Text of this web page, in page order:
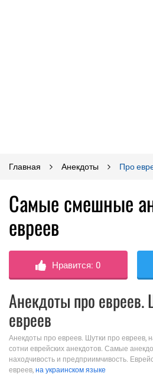
Главная Анекдоты Про
Самые смешные
евреев
Нравится:0
Анекдоты про евреев.
евреев
Анекдоты про евреев. Шутки про евреев,
сотни еврейских анекдотов. Самые
находчивость и предприимчивость.
евреев, на украинском языке